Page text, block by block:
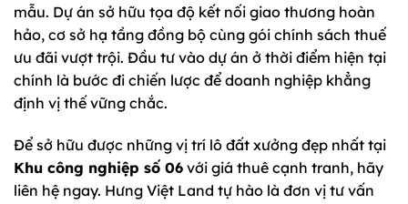
mẫu. Dự án sở hữu tọa độ kết nối giao thương hoàn
hảo, cơ sở hạ tầng đồng bộ cùng gói chính sách thuế
ưu đãi vượt trội. Đầu tư vào dự án ở thời điểm hiện tại
chính là bước đi chiến lược để doanh nghiệp khẳng
định vị thế vững chắc.
Để sở hữu được những vị trí lô đất xưởng đẹp nhất tại
Khu công nghiệp số 06 với giá thuê cạnh tranh, hãy
liên hệ ngay. Hưng Việt Land tự hào là đơn vị tư vấn